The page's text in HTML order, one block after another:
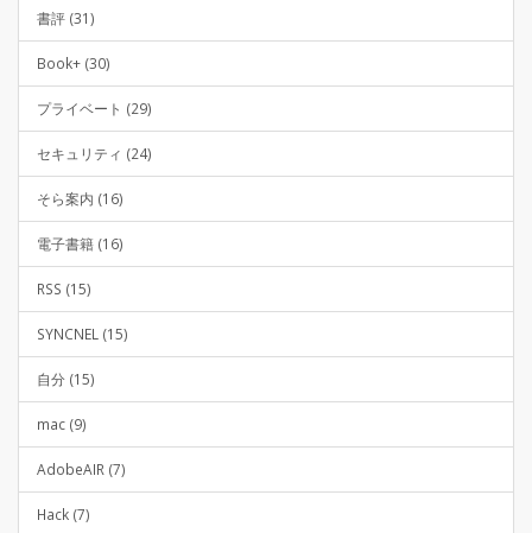
書評 (31)
Book+ (30)
プライベート (29)
セキュリティ (24)
そら案内 (16)
電子書籍 (16)
RSS (15)
SYNCNEL (15)
自分 (15)
mac (9)
AdobeAIR (7)
Hack (7)